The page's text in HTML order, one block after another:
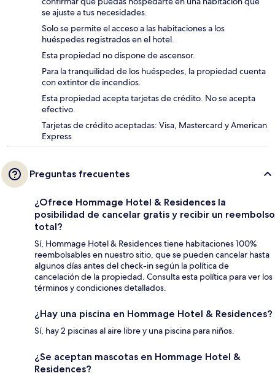
se ajuste a tus necesidades.
Solo se permite el acceso a las habitaciones a los
huéspedes registrados en el hotel.
Esta propiedad no dispone de ascensor.
Para la tranquilidad de los huéspedes, la propiedad cuenta
con extintor de incendios.
Esta propiedad acepta tarjetas de crédito. No se acepta
efectivo.
Tarjetas de crédito aceptadas: Visa, Mastercard y American
Express
Preguntas frecuentes
¿Ofrece Hommage Hotel & Residences la
posibilidad de cancelar gratis y recibir un reembolso
total?
Sí, Hommage Hotel & Residences tiene habitaciones 100%
reembolsables en nuestro sitio, que se pueden cancelar hasta
algunos días antes del check-in según la política de
cancelación de la propiedad. Consulta esta política para ver los
términos y condiciones detallados.
¿Hay una piscina en Hommage Hotel & Residences?
Sí, hay 2 piscinas al aire libre y una piscina para niños.
¿Se aceptan mascotas en Hommage Hotel &
Residences?